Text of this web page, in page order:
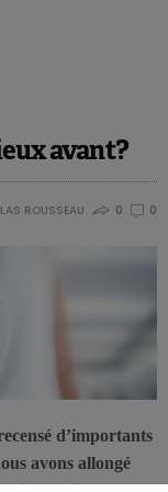
avant?
ROUSSEAU 0 0
d’importants
avons allongé